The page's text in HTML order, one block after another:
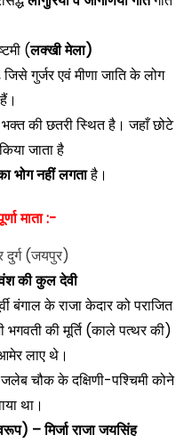
(लक्खी मेला)
जिसे गुर्जर एवं मीणा जाति के लोग
की छतरी स्थित है। जहाँ छोटे
जाता है
भोग नहीं लगताहै।
माता :-
(जयपुर)
की कुल देवी
बंगाल के राजा केदार को पराजित
की मूर्ति (काले पत्थर की)
लाए थे।
चौक के दक्षिणी-पश्चिमी कोने
था।
– मिर्जा राजा जयसिंह